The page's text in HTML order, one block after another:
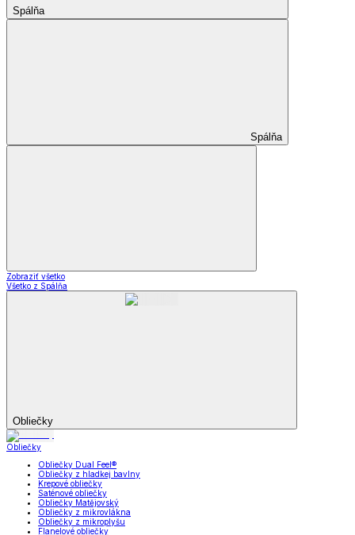
Spálňa
Spálňa
Zobraziť všetko
Všetko z Spálňa
Obliečky
Obliečky
Obliečky Dual Feel®
Obliečky z hladkej bavlny
Krepové obliečky
Saténové obliečky
Obliečky Matějovský
Obliečky z mikrovlákna
Obliečky z mikroplyšu
Flanelové obliečky